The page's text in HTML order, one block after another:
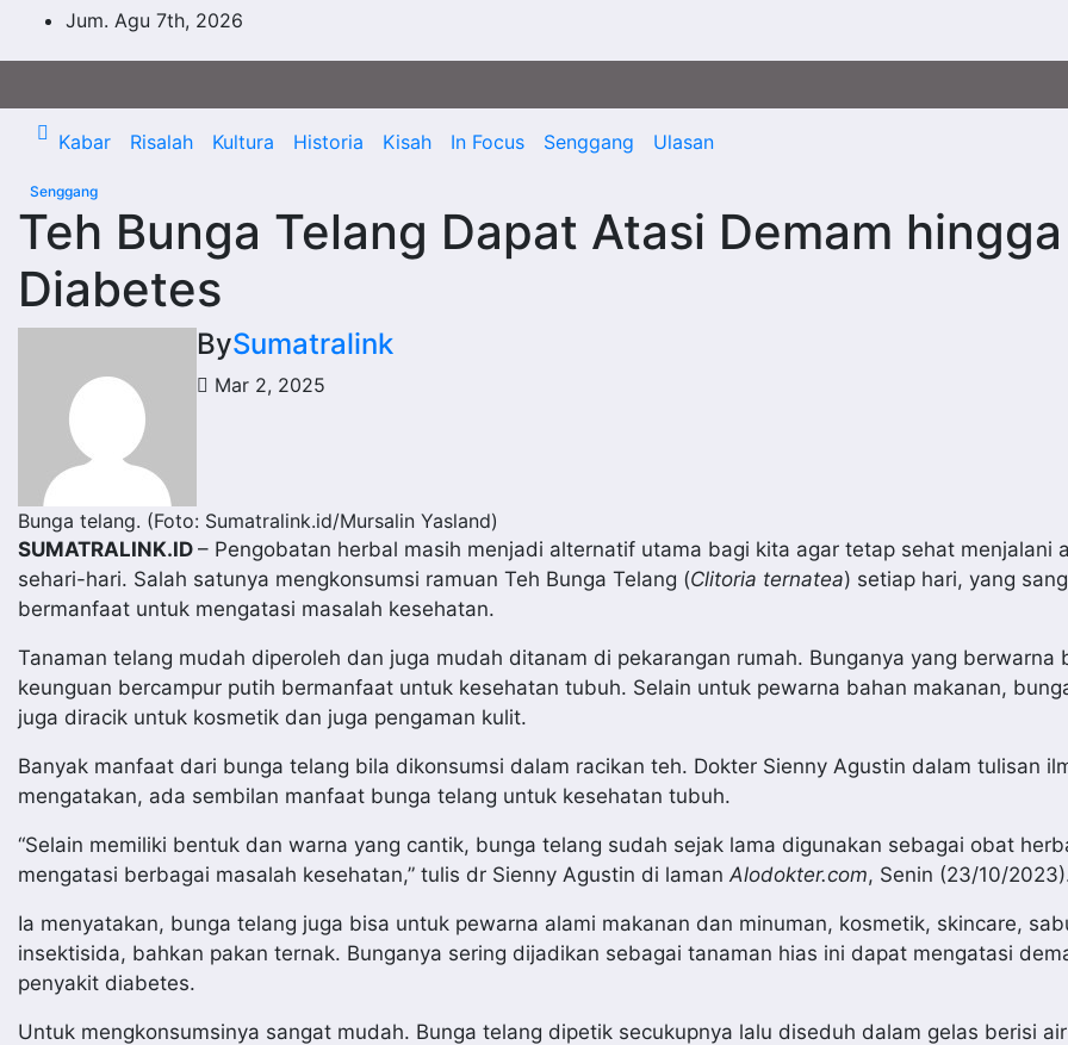
Jum. Agu 7th, 2026
Kabar Risalah Kultura Historia Kisah In Focus Senggang Ulasan
Senggang
Teh Bunga Telang Dapat Atasi Demam hingga
Diabetes
BySumatralink
Mar 2, 2025
Bunga telang. (Foto: Sumatralink.id/Mursalin Yasland)
SUMATRALINK.ID – Pengobatan herbal masih menjadi alternatif utama bagi kita agar tetap sehat menjalani
sehari-hari. Salah satunya mengkonsumsi ramuan Teh Bunga Telang (Clitoria ternatea) setiap hari, yang
bermanfaat untuk mengatasi masalah kesehatan.
Tanaman telang mudah diperoleh dan juga mudah ditanam di pekarangan rumah. Bunganya yang berwarna
keunguan bercampur putih bermanfaat untuk kesehatan tubuh. Selain untuk pewarna bahan makanan,
juga diracik untuk kosmetik dan juga pengaman kulit.
Banyak manfaat dari bunga telang bila dikonsumsi dalam racikan teh. Dokter Sienny Agustin dalam tulisan
mengatakan, ada sembilan manfaat bunga telang untuk kesehatan tubuh.
“Selain memiliki bentuk dan warna yang cantik, bunga telang sudah sejak lama digunakan sebagai obat
mengatasi berbagai masalah kesehatan,” tulis dr Sienny Agustin di lamanAlodokter.com, Senin (23/10/
Ia menyatakan, bunga telang juga bisa untuk pewarna alami makanan dan minuman, kosmetik, skincare,
insektisida, bahkan pakan ternak. Bunganya sering dijadikan sebagai tanaman hias ini dapat mengatasi
penyakit diabetes.
Untuk mengkonsumsinya sangat mudah. Bunga telang dipetik secukupnya lalu diseduh dalam gelas berisi